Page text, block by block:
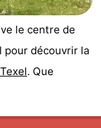
le centre de
pour découvrir la
Texel. Que